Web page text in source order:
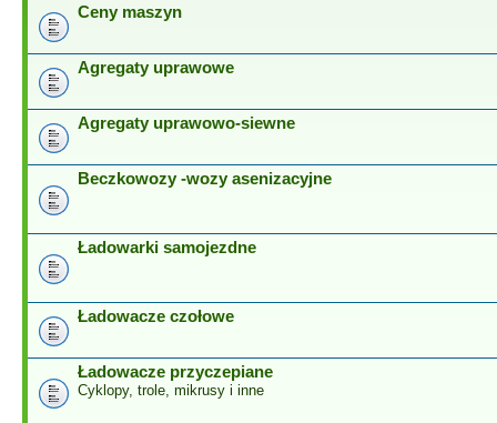
Ceny maszyn
Agregaty uprawowe
Agregaty uprawowo-siewne
Beczkowozy -wozy asenizacyjne
Ładowarki samojezdne
Ładowacze czołowe
Ładowacze przyczepiane
Cyklopy, trole, mikrusy i inne